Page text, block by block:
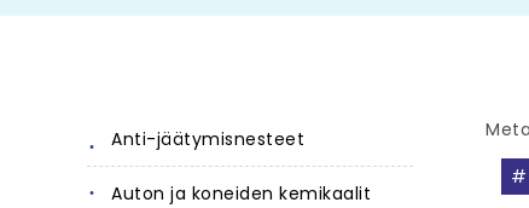
Anti-jäätymisnesteet
Auton ja koneiden kemikaalit
#